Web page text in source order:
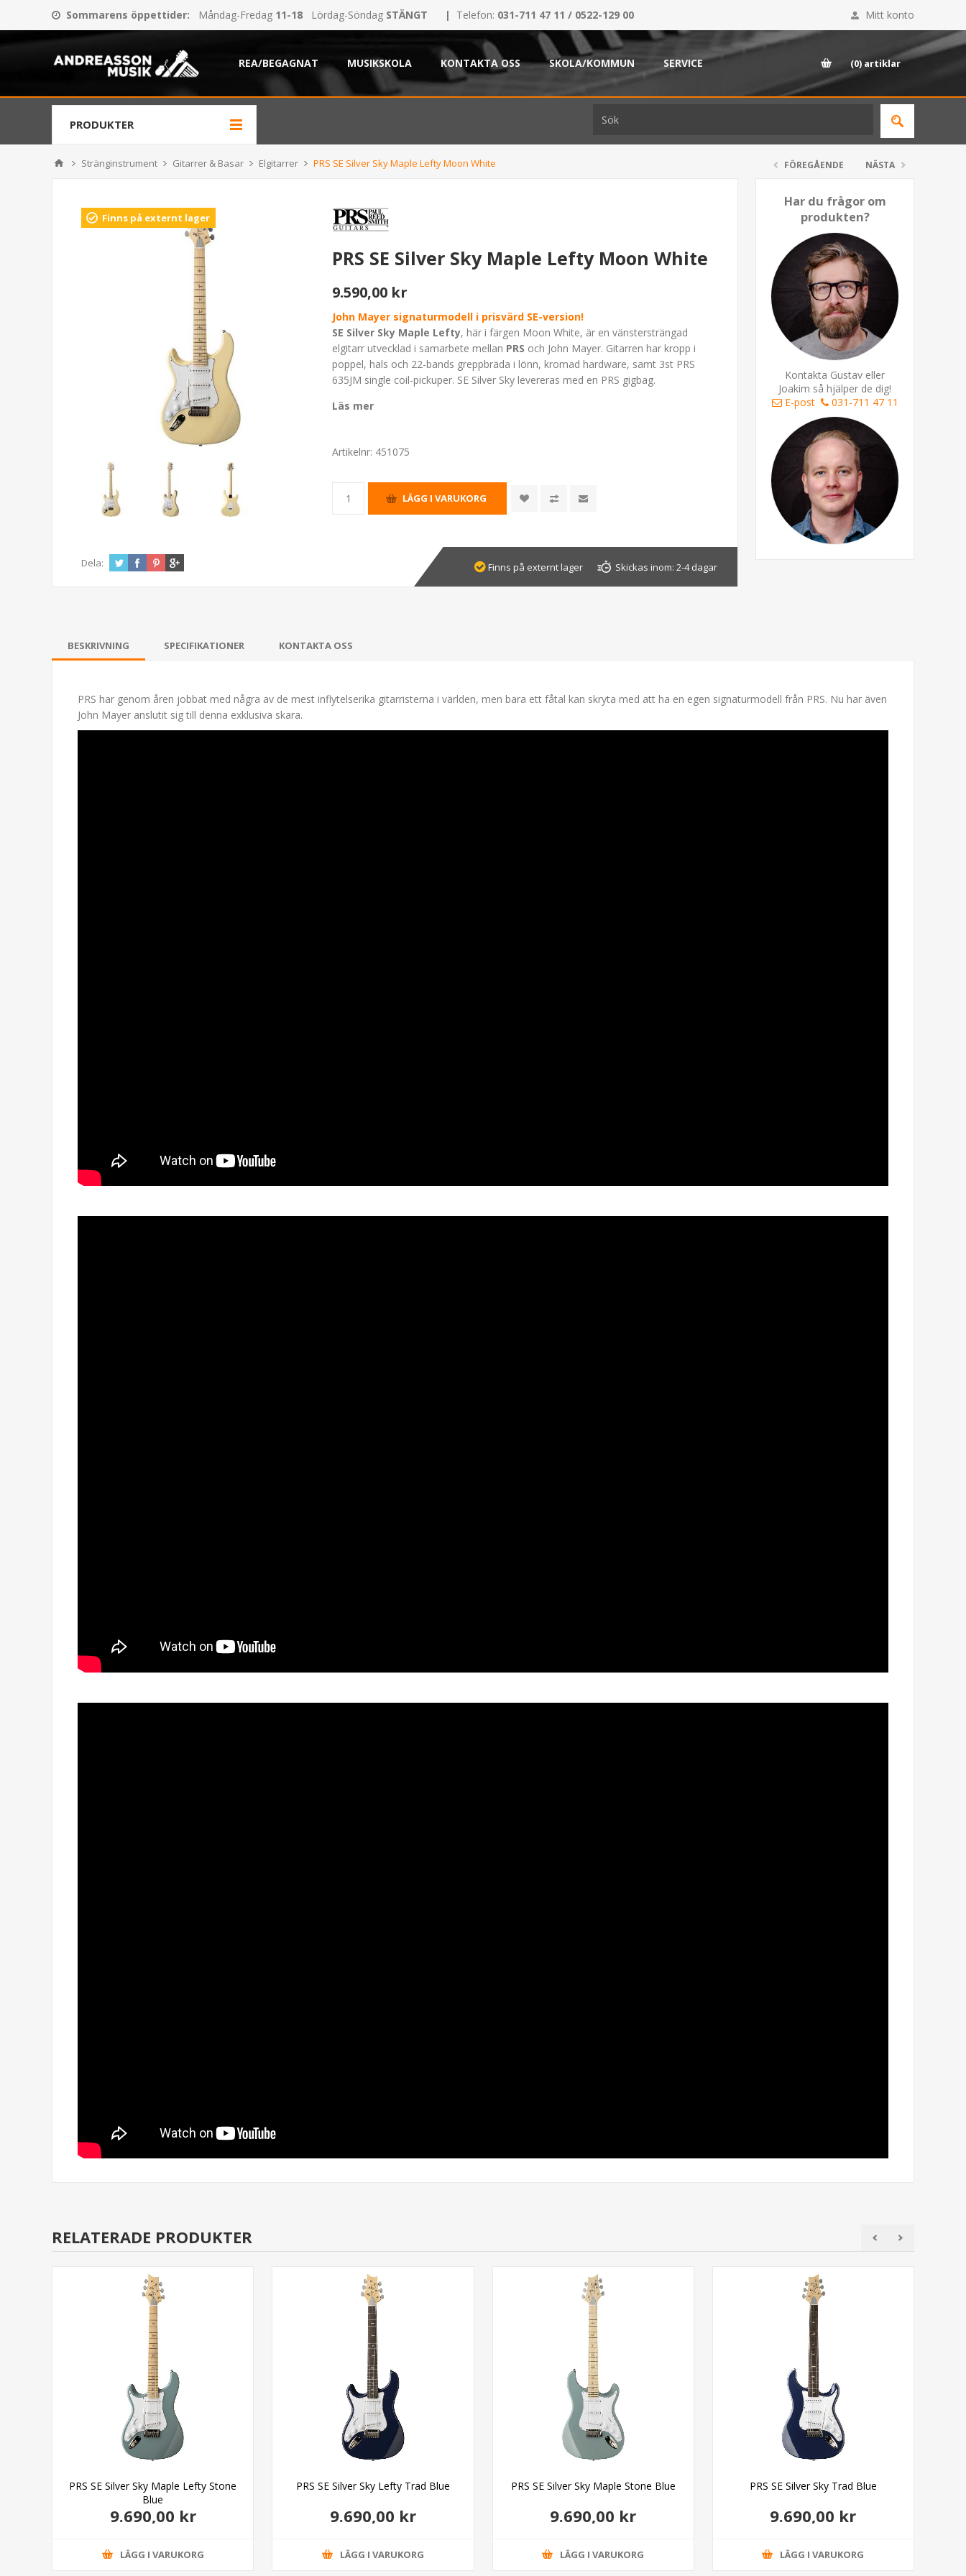
Sommarens öppettider: Måndag-Fredag 11-18 Lördag-Söndag STÄNGT | Telefon: 031-711 47 11 / 0522-129 00 Mitt konto
REA/BEGAGNAT MUSIKSKOLA KONTAKTA OSS SKOLA/KOMMUN SERVICE (0) artiklar
PRODUKTER
Stränginstrument Gitarrer & Basar Elgitarrer PRS SE Silver Sky Maple Lefty Moon White FÖREGÅENDE NÄSTA
Har du frågor om
produkten?
Kontakta Gustav eller
Joakim så hjälper de dig!
E-post
031-711 47 11
Finns på externt lager
PRS SE Silver Sky Maple Lefty Moon White
9.590,00 kr
John Mayer signaturmodell i prisvärd SE-version!
SE Silver Sky Maple Lefty, här i färgen Moon White, är en vänstersträngad
elgitarr utvecklad i samarbete mellan PRS och John Mayer. Gitarren har kropp i
poppel, hals och 22-bands greppbräda i lönn, kromad hardware, samt 3st PRS
635JM single coil-pickuper. SE Silver Sky levereras med en PRS gigbag.
Läs mer
Artikelnr: 451075
Dela: Finns på externt lager Skickas inom: 2-4 dagar
BESKRIVNING SPECIFIKATIONER KONTAKTA OSS
PRS har genom åren jobbat med några av de mest inflytelserika gitarristerna i världen, men bara ett fåtal kan skryta med att ha en egen signaturmodell från PRS. Nu har även
John Mayer anslutit sig till denna exklusiva skara.
RELATERADE PRODUKTER
PRS SE Silver Sky Maple Lefty Stone
Blue
9.690,00 kr
LÄGG I VARUKORG
PRS SE Silver Sky Lefty Trad Blue
9.690,00 kr
LÄGG I VARUKORG
PRS SE Silver Sky Maple Stone Blue
9.690,00 kr
LÄGG I VARUKORG
PRS SE Silver Sky Trad Blue
9.690,00 kr
LÄGG I VARUKORG